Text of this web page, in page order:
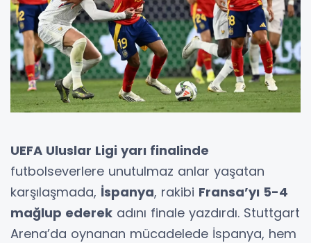
UEFA Uluslar Ligi yarı finalinde
futbolseverlere unutulmaz anlar yaşatan
karşılaşmada, İspanya, rakibi Fransa’yı 5-4
mağlup ederek adını finale yazdırdı. Stuttgart
Arena’da oynanan mücadelede İspanya, hem